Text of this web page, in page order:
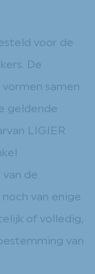
voor de
De
samen
geldende
LIGIER
de
van enige
of volledig,
van